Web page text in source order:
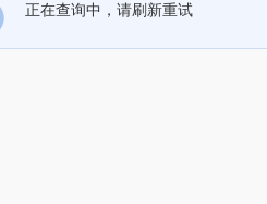
正在查询中，请刷新重试